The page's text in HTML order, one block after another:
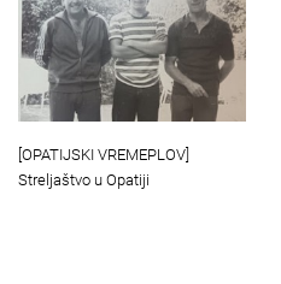
[OPATIJSKI VREMEPLOV]
Streljaštvo u Opatiji